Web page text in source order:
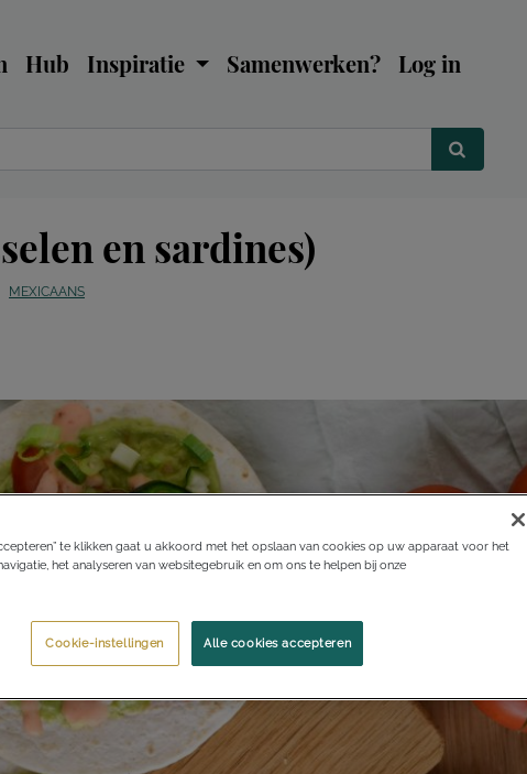
Hub Inspiratie Samenwerken? Log in
en sardines)
MEXICAANS
te klikken gaat u akkoord met het opslaan van cookies op uw apparaat voor het
het analyseren van websitegebruik en om ons te helpen bij onze
Alle cookies accepteren
Cookie-instellingen